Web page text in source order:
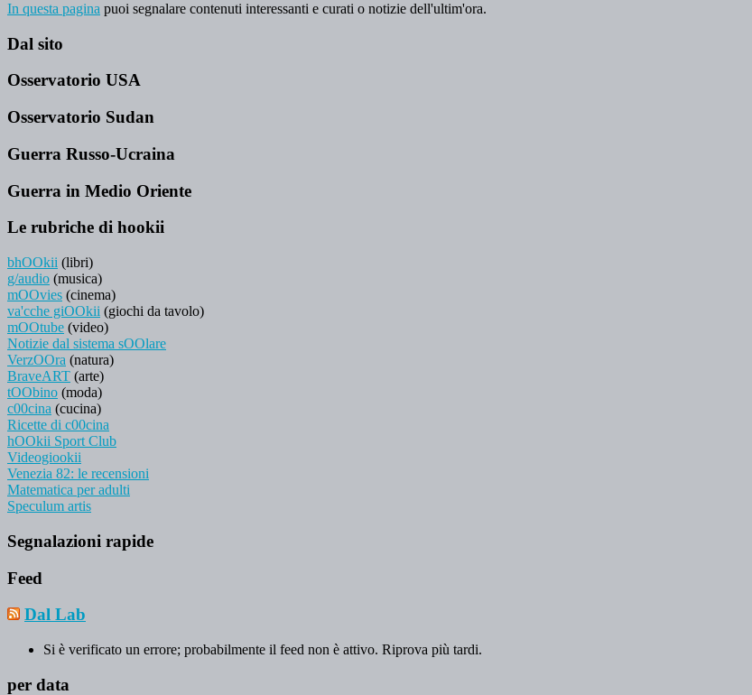
In questa pagina puoi segnalare contenuti interessanti e curati o notizie dell'ultim'ora.
Dal sito
Osservatorio USA
Osservatorio Sudan
Guerra Russo-Ucraina
Guerra in Medio Oriente
Le rubriche di hookii
bhOOkii (libri)
g/audio (musica)
mOOvies (cinema)
va'cche giOOkii (giochi da tavolo)
mOOtube (video)
Notizie dal sistema sOOlare
VerzOOra (natura)
BraveART (arte)
tOObino (moda)
c00cina (cucina)
Ricette di c00cina
hOOkii Sport Club
Videogiookii
Venezia 82: le recensioni
Matematica per adulti
Speculum artis
Segnalazioni rapide
Feed
Dal Lab
Si è verificato un errore; probabilmente il feed non è attivo. Riprova più tardi.
per data